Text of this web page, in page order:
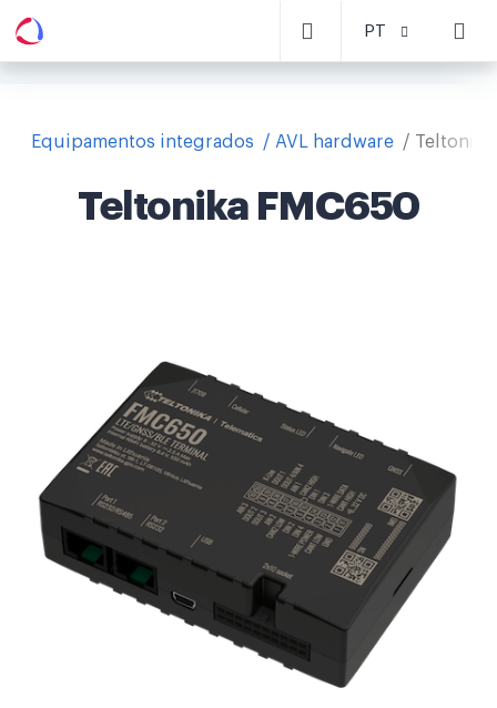
PT
Equipamentos integrados AVL hardware
Teltonika FMC650